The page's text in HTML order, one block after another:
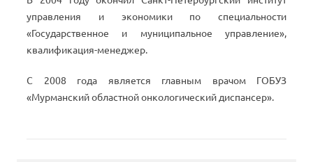
управления и экономики по специальности
«Государственное и муниципальное управление»,
квалификация-менеджер.
С 2008 года является главным врачом ГОБУЗ
«Мурманский областной онкологический диспансер».